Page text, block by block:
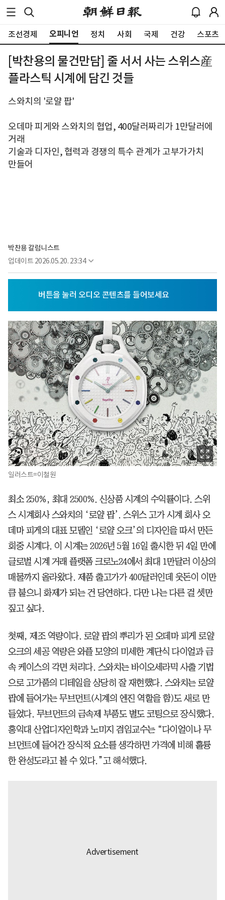
조선경제 오피니언 정치 사회 국제 건강 스포츠
[박찬용의 물건만담] 줄 서서 사는 스위스産
플라스틱 시계에 담긴 것들
스와치의 '로얄 팝'
오데마 피게와 스와치의 협업, 400달러짜리가 1만달러에
거래
기술과 디자인, 협력과 경쟁의 특수 관계가 고부가가치
만들어
박찬용 칼럼니스트
업데이트 2026.05.20. 23:34
일러스트=이철원
최소 250%, 최대 2500%. 신상품 시계의 수익률이다. 스위
스 시계회사 스와치의 ‘로얄 팝’. 스위스 고가 시계 회사 오
데마 피게의 대표 모델인 ‘로얄 오크’의 디자인을 따서 만든
회중 시계다. 이 시계는 2026년 5월 16일 출시한 뒤 4일 만에
글로벌 시계 거래 플랫폼 크로노24에서 최대 1만달러 이상의
매물까지 올라왔다. 제품 출고가가 400달러인데 웃돈이 이만
큼 붙으니 화제가 되는 건 당연하다. 다만 나는 다른 걸 셋만
짚고 싶다.
첫째, 제조 역량이다. 로얄 팝의 뿌리가 된 오데마 피게 로얄
오크의 세공 역량은 와플 모양의 미세한 계단식 다이얼과 금
속 케이스의 각면 처리다. 스와치는 바이오세라믹 사출 기법
으로 고가품의 디테일을 상당히 잘 재현했다. 스와치는 로얄
팝에 들어가는 무브먼트(시계의 엔진 역할을 함)도 새로 만
들었다. 무브먼트의 금속제 부품도 별도 코팅으로 장식했다.
홍익대 산업디자인학과 노미지 겸임교수는 “다이얼이나 무
브먼트에 들어간 장식적 요소를 생각하면 가격에 비해 훌륭
한 완성도라고 볼 수 있다.”고 해석했다.